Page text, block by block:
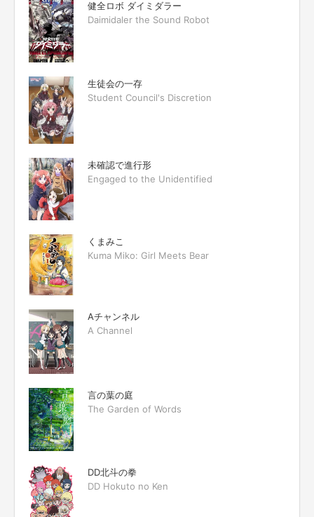
健全ロボ ダイミダラー
Daimidaler the Sound Robot
生徒会の一存
Student Council's Discretion
未確認で進行形
Engaged to the Unidentified
くまみこ
Kuma Miko: Girl Meets Bear
Aチャンネル
A Channel
言の葉の庭
The Garden of Words
DD北斗の拳
DD Hokuto no Ken